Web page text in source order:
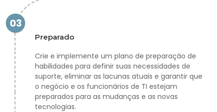
03
Preparado
Crie e implemente um plano de preparação de
habilidades para definir suas necessidades de
suporte, eliminar as lacunas atuais e garantir que
o negócio e os funcionários de TI estejam
preparados para as mudanças e as novas
tecnologias.